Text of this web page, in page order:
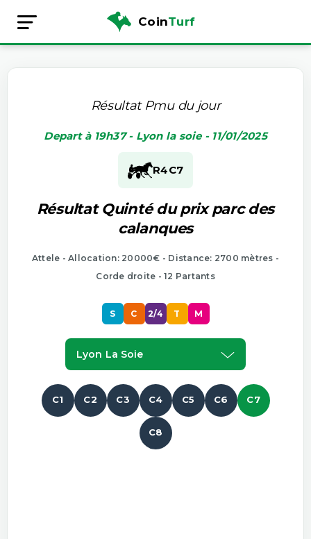
CoinTurf
Résultat Pmu du jour
Depart à 19h37 - Lyon la soie - 11/01/2025
R4C7
Résultat Quinté du prix parc des
calanques
Attele - Allocation: 20000€ - Distance: 2700 mètres -
Corde droite - 12 Partants
S C 2/4 T M
Lyon La Soie
C1 C2 C3 C4 C5 C6 C7
C8